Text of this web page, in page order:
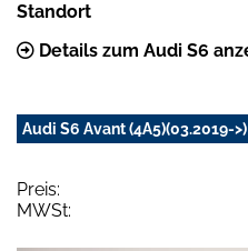
Standort
Details zum Audi S6
Audi S6 Avant (4A5)(03.2019-
Preis:
MWSt: